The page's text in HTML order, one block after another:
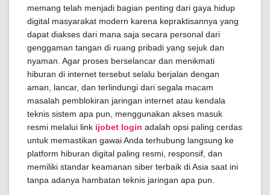
memang telah menjadi bagian penting dari gaya hidup
digital masyarakat modern karena kepraktisannya yang
dapat diakses dari mana saja secara personal dari
genggaman tangan di ruang pribadi yang sejuk dan
nyaman. Agar proses berselancar dan menikmati
hiburan di internet tersebut selalu berjalan dengan
aman, lancar, dan terlindungi dari segala macam
masalah pemblokiran jaringan internet atau kendala
teknis sistem apa pun, menggunakan akses masuk
resmi melalui link ijobet login adalah opsi paling cerdas
untuk memastikan gawai Anda terhubung langsung ke
platform hiburan digital paling resmi, responsif, dan
memiliki standar keamanan siber terbaik di Asia saat ini
tanpa adanya hambatan teknis jaringan apa pun.